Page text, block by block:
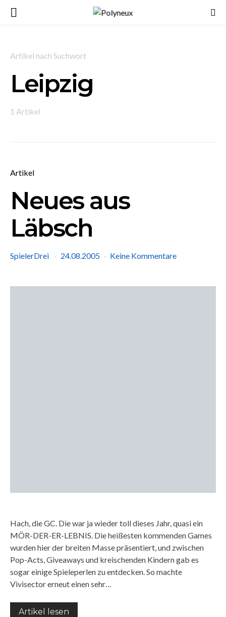
Artikel nach Suchwort
Leipzig
1 Artikel
Artikel
Neues aus
Läbsch
SpielerDrei 24.08.2005 Keine Kommentare
Hach, die GC. Die war ja wieder toll dieses Jahr, quasi ein
MÖR-DER-ER-LEBNIS. Die heißesten kommenden Games
wurden hier der breiten Masse präsentiert, und zwischen
Pop-Acts, Giveaways und kreischenden Kindern gab es
sogar einige Spieleperlen zu entdecken. So machte
Vivisector erneut einen sehr…
Artikel lesen